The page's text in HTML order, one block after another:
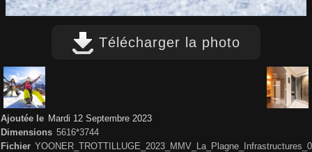
Télécharger la photo
Ajoutée le Mardi 12 Septembre 2023
Dimensions 5616*3744
Fichier